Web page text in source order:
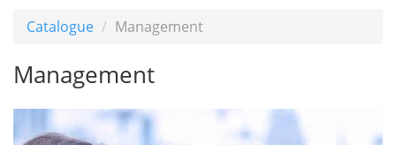
Catalogue Management
Management